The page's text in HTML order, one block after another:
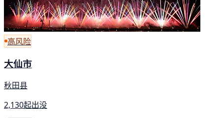
高风险
大仙市
秋田县
2,130起出没